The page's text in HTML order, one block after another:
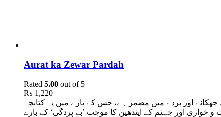
Aurat ka Zewar Pardah
Rated 5.00 out of 5
₨ 1,220
اور پردے میں مضمر ہے، جس کے بارے میں یہ کتابچہ
اور جہنم کے ایندھین کا موجب ’بے پردگی‘ کے بارے